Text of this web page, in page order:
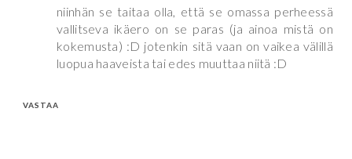
niinhän se taitaa olla, että se omassa perheessä
vallitseva ikäero on se paras (ja ainoa mistä on
kokemusta) :D jotenkin sitä vaan on vaikea välillä
luopua haaveista tai edes muuttaa niitä :D
VASTAA